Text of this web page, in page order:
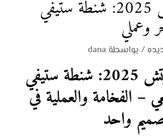
جديد شنط كوتش 2025: شنطة ستيفي
وعملي
/ بواسطة dana
جديد شنط كوتش 2025: شنطة ستيفي
– الفخامة والعملية في
واحد